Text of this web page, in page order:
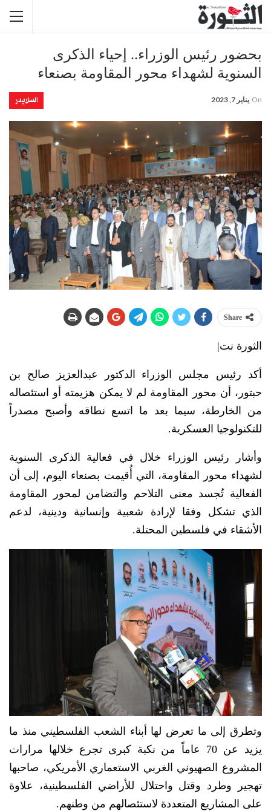
بحضور رئيس الوزراء.. إحياء الذكرى
السنوية لشهداء محور المقاومة بصنعاء
السلايدر On يناير 7, 2023
Share
الثورة نت|
أكد رئيس مجلس الوزراء الدكتور عبدالعزيز صالح بن
حبتور، أن محور المقاومة لم لا يمكن هزيمته أو استئصاله
من الخارطة، سيما بعد ما اتسع نطاقه وأصبح مصدراً
للتكنولوجيا العسكرية.
وأشار رئيس الوزراء خلال في فعالية الذكرى السنوية
لشهداء محور المقاومة، التي أُقيمت بصنعاء اليوم، إلى أن
الفعالية تُجسد معنى التلاحم والتضامن لمحور المقاومة
الذي تشكل وفقا لإرادة شعبية وإنسانية ودينية، لدعم
الأشقاء في فلسطين المحتلة.
وتطرق إلى ما تعرض لها أبناء الشعب الفلسطيني منذ ما
يزيد عن 70 عاماً من نكبة كبرى تجرع خلالها مرارات
المشروع الصهيوني الغربي الاستعماري الأمريكي، صاحبها
تهجير وطرد وقتل واحتلال للأراضي الفلسطينية، علاوة
على المشاريع المتعددة لاستئصالهم من وطنهم.